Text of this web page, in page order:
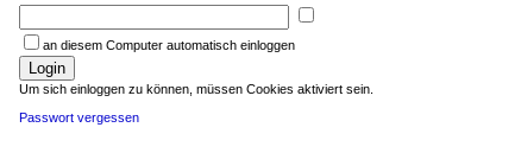
an diesem Computer automatisch einloggen
Login
Um sich einloggen zu können, müssen Cookies aktiviert sein.
Passwort vergessen